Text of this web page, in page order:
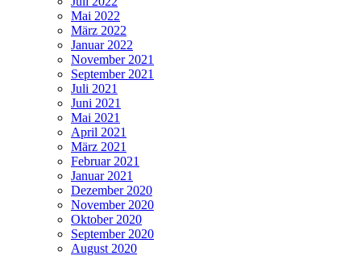
Mai 2022
März 2022
Januar 2022
November 2021
September 2021
Juli 2021
Juni 2021
Mai 2021
April 2021
März 2021
Februar 2021
Januar 2021
Dezember 2020
November 2020
Oktober 2020
September 2020
August 2020